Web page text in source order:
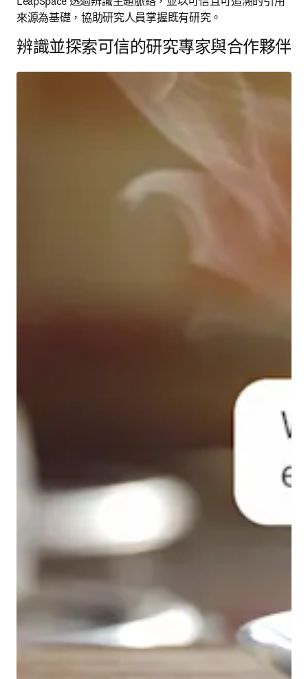
來源為基礎，協助研究人員掌握既有研究。
辨識並探索可信的研究專家與合作夥伴